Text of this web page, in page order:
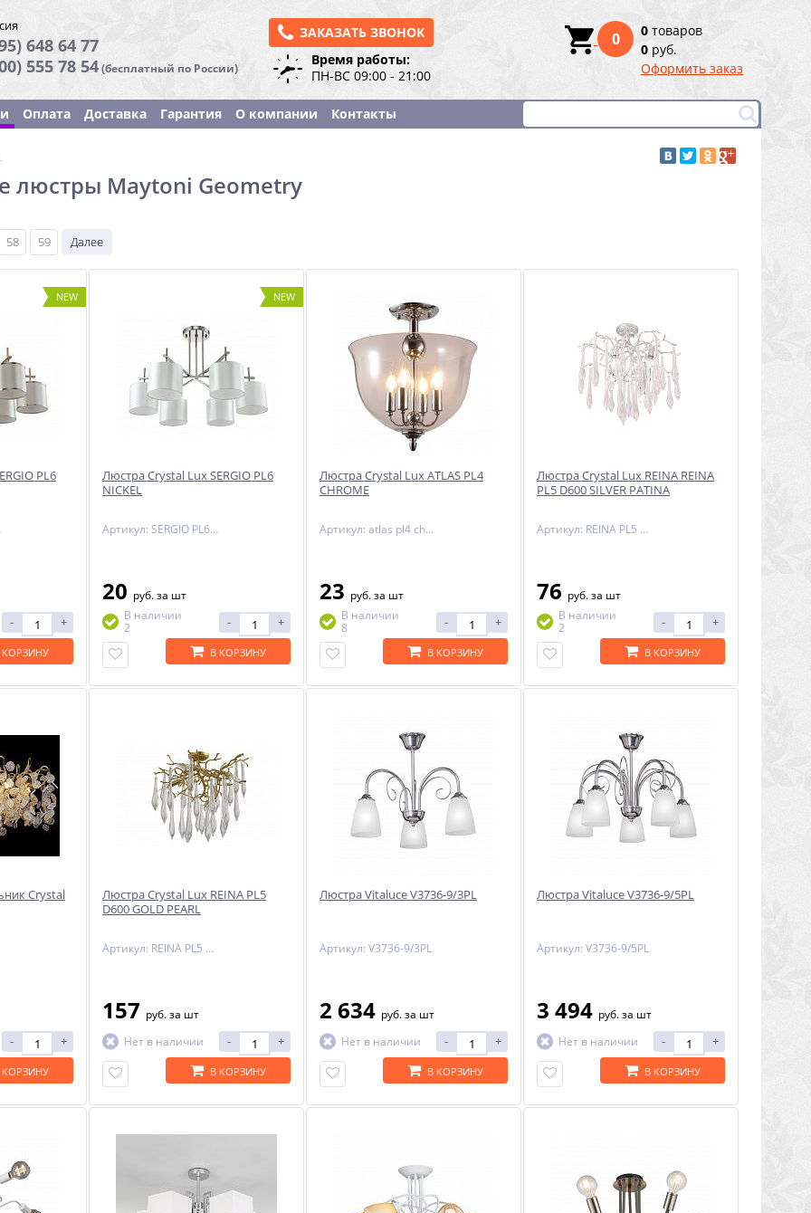
648 64 77
555 78 54(бесплатный по России)
ЗАКАЗАТЬ ЗВОНОК
Время работы:
ПН-ВС 09:00 - 21:00
0 0 товаров
0 руб.
Оформить заказ
Оплата Доставка Гарантия О компании Контакты
люстры Maytoni Geometry
58 59 Далее
NEW
PL6
- +
КОРЗИНУ
NEW
Люстра Crystal Lux SERGIO PL6
NICKEL
Артикул: SERGIO PL6 NICKEL
20 руб.за шт
В наличии
2
- +
В КОРЗИНУ
Люстра Crystal Lux ATLAS PL4
CHROME
Артикул: atlas pl4 chrome
23 руб.за шт
В наличии
8
- +
В КОРЗИНУ
Люстра Crystal Lux REINA REINA
PL5 D600 SILVER PATINA
Артикул: REINA PL5 D600 SILVER PATINA
76 руб.за шт
В наличии
2
- +
В КОРЗИНУ
Crystal
- +
КОРЗИНУ
Люстра Crystal Lux REINA PL5
D600 GOLD PEARL
Артикул: REINA PL5 D600 GOLD PEARL
157 руб.за шт
Нет в наличии
- +
В КОРЗИНУ
Люстра Vitaluce V3736-9/3PL
Артикул: V3736-9/3PL
2 634 руб.за шт
Нет в наличии
- +
В КОРЗИНУ
Люстра Vitaluce V3736-9/5PL
Артикул: V3736-9/5PL
3 494 руб.за шт
Нет в наличии
- +
В КОРЗИНУ